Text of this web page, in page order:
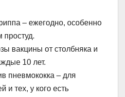
– ежегодно, особенно
простуд.
вакцины от столбняка и
10 лет.
пневмококка – для
и тех, у кого есть